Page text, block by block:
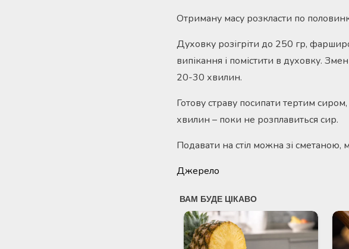
Отриману масу розкласти по
Духовку розігріти до 250 гр,
випікання і помістити в духовку.
20-30 хвилин.
Готову страву посипати тертим
хвилин – поки не розплавиться сир.
Подавати на стіл можна зі сметаною,
Джерело